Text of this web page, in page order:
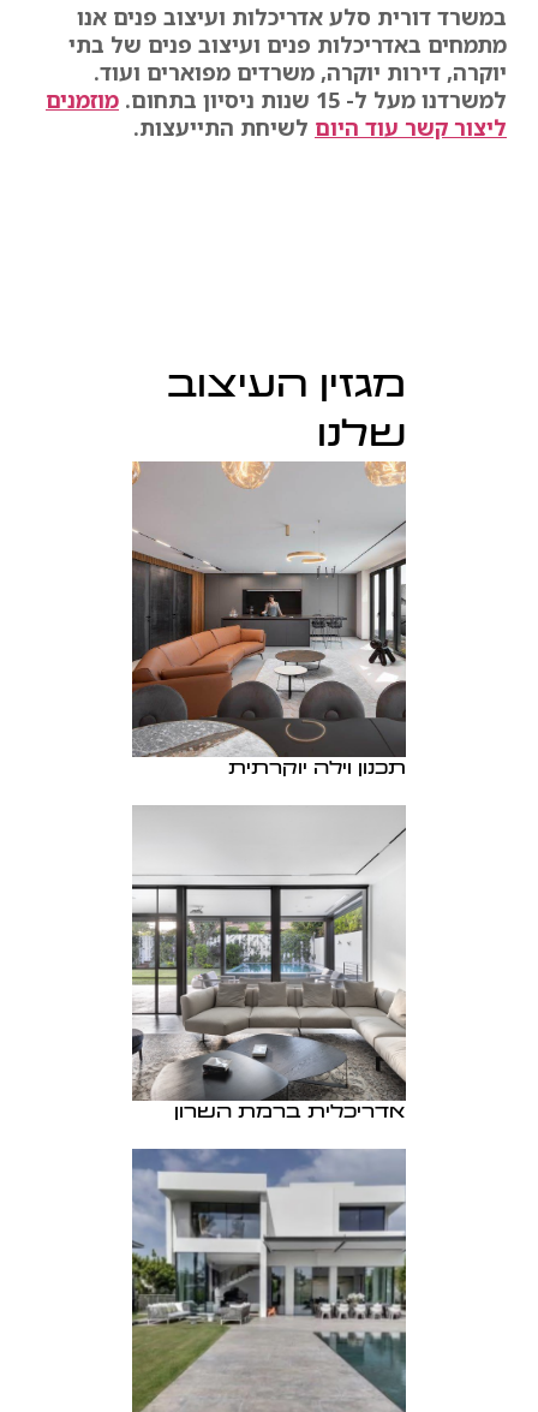
במשרד דורית סלע אדריכלות ועיצוב פנים אנו
מתמחים באדריכלות פנים ועיצוב פנים של בתי
יוקרה, דירות יוקרה, משרדים מפוארים ועוד.
למשרדנו מעל ל- 15 שנות ניסיון בתחום.
מוזמנים
ליצור קשר עוד היום לשיחת התייעצות.
מגזין העיצוב
שלנו
תכנון וילה יוקרתית
אדריכלית ברמת השרון